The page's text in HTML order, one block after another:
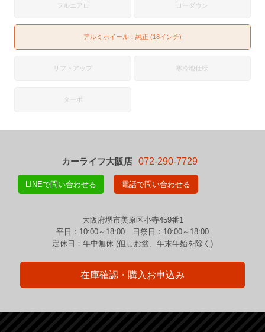
フルエアロ ローダウン
アルミホイール：純正 (18インチ)
リフトアップ 寒冷地仕様
ターボ
カーライフ大阪店 072-290-7729
LINEで問い合わせる 電話で問い合わせる
大阪府堺市美原区小寺459番1
平日：10:00～18:00 日祭日：10:00～18:00
定休日：年中無休 (但しお盆、年末年始を除く)
在庫確認・購入お申込み